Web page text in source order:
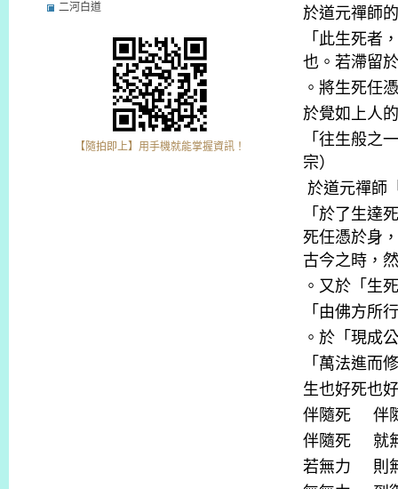
於道元禪師
「此生死者
也。若滯留
。將生死任
於覺如上人
「往生般之
宗）
於道元禪師
「於了生達
死任憑於身
古今之時，
。又於「生
「由佛方所
。於「現成
「萬法進而
生也好死也
伴隨死
伴
伴隨死
就
若無力
則
二河白道
【隨拍即上】用手機就能掌握資訊！